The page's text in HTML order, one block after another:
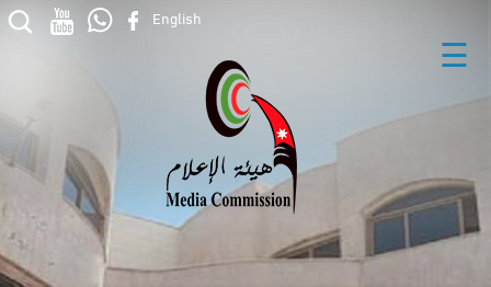
English
☰